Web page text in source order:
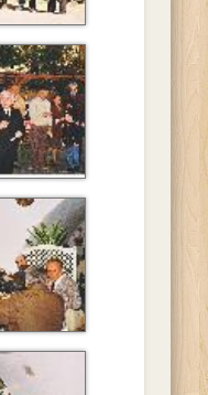
fogadtatás
baráti
látogatása
baráti
látogatása